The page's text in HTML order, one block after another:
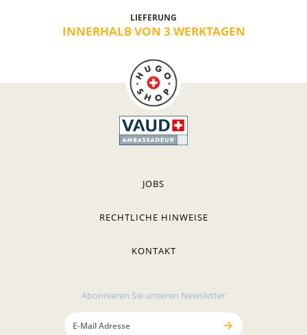
LIEFERUNG
INNERHALB VON 3 WERKTAGEN
JOBS
RECHTLICHE HINWEISE
KONTAKT
Abonnieren Sie unseren Newsletter